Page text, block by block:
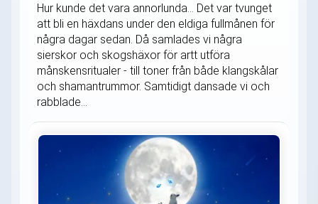
Hur kunde det vara annorlunda... Det var tvunget
att bli en häxdans under den eldiga fullmånen för
några dagar sedan. Då samlades vi några
sierskor och skogshäxor för artt utföra
månskensritualer - till toner från både klangskålar
och shamantrummor. Samtidigt dansade vi och
rabblade...